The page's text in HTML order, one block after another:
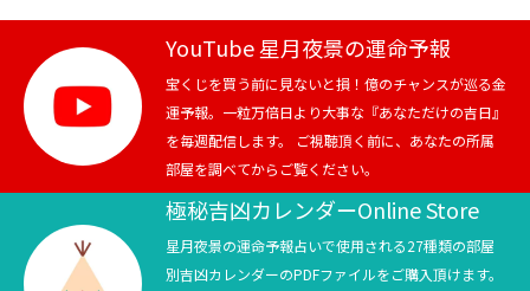
テニス
スポーツ
競馬
テニス四大大会・五輪
YouTube 星月夜景の運命予報
宝くじを買う前に見ないと損！億のチャンスが巡る金
運予報。一粒万倍日より大事な『あなただけの吉日』
を毎週配信します。 ご視聴頂く前に、あなたの所属
部屋を調べてからご覧ください。
極秘吉凶カレンダーOnline Store
星月夜景の運命予報占いで使用される27種類の部屋
別吉凶カレンダーのPDFファイルをご購入頂けます。